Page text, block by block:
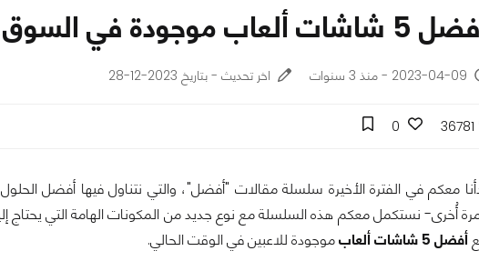
ألعاب موجودة في السوق!
2023-04-09 - منذ 3 سنوات اخر تحديث - بتاريخ 2023-12-28
36781
0
معكم في الفترة الأخيرة سلسلة مقالات "أفضل"، والتي نتناول فيها أفضل
أُخرى- نستكمل معكم هذه السلسلة مع نوع جديد من المكونات الهامة التي يحتاج
أفضل 5 شاشات ألعاب موجودة للاعبين في الوقت الحالي.